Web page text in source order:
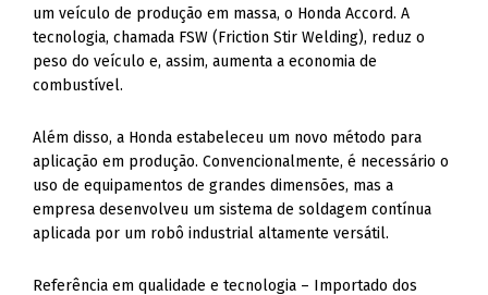
um veículo de produção em massa, o Honda Accord. A
tecnologia, chamada FSW (Friction Stir Welding), reduz o
peso do veículo e, assim, aumenta a economia de
combustível.
Além disso, a Honda estabeleceu um novo método para
aplicação em produção. Convencionalmente, é necessário o
uso de equipamentos de grandes dimensões, mas a
empresa desenvolveu um sistema de soldagem contínua
aplicada por um robô industrial altamente versátil.
Referência em qualidade e tecnologia – Importado dos